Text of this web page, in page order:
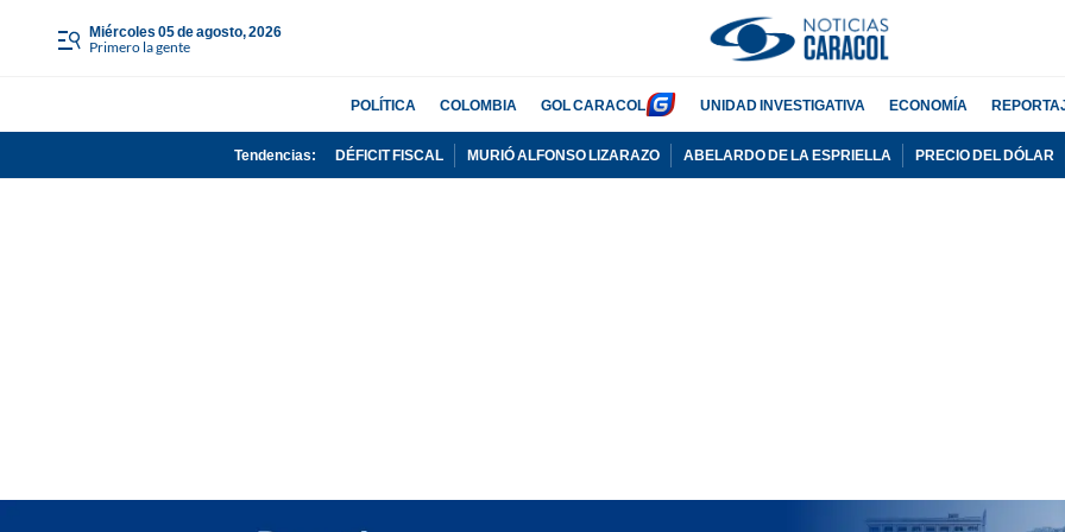
miércoles 05 de agosto, 2026
Primero la gente
POLÍTICA COLOMBIA GOL CARACOL UNIDAD INVESTIGATIVA ECONOMÍA
Tendencias: DÉFICIT FISCAL MURIÓ ALFONSO LIZARAZO ABELARDO DE LA ESPRIELLA PRECIO DEL DÓLAR